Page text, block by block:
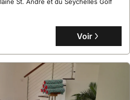
parfaite pour 6 personnes,
équipée, d'un jardin tropical et
garantissant un séjour familial
service de conciergerie.
Voir